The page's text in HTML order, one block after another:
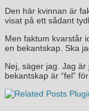
Den här kvinnan är
visat på ett sådant
Men faktum kvarstår
en bekantskap. Ska
Nej, säger jag. Jag
bekantskap är “fel”